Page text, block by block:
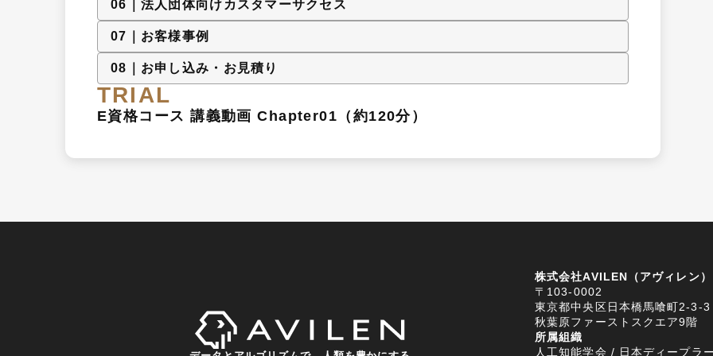
06 法人団体向けカスタマーサクセス
07 お客様事例
08 お申し込み・お見積り
TRIAL
E資格コース 講義動画 Chapter01（約120分）
株式会社AVILEN（アヴィレン）
〒103-0002
東京都中央区日本橋馬喰町2-3-3
秋葉原ファーストスクエア9階
所属組織
人工知能学会 / 日本ディープラ